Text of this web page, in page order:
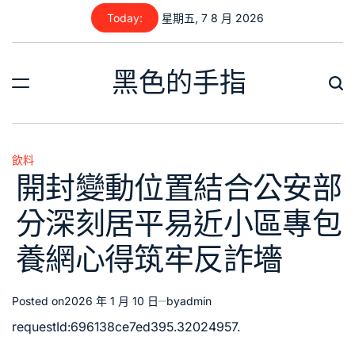
content
Today: 星期五, 7 8 月 2026
黑色的手指
Posted
飲料
開封變動位置結合公安部
分深刻居平易近小區專包
養網心得筑牢反詐墻
Posted on2026 年 1 月 10 日 byadmin
requestId:696138ce7ed395.32024957.